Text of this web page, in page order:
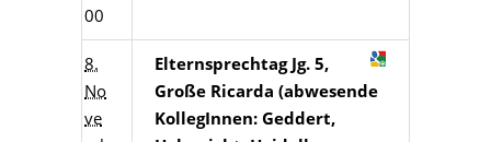
00
8.
No
ve
Elternsprechtag Jg. 5,
Große Ricarda (abwesende
KollegInnen: Geddert,